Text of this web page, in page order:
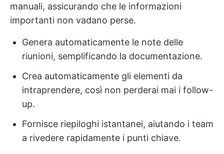
manuali, assicurando che le informazioni
importanti non vadano perse.
Genera automaticamente le note delle
riunioni, semplificando la documentazione.
Crea automaticamente gli elementi da
intraprendere, così non perderai mai i follow-
up.
Fornisce riepiloghi istantanei, aiutando i team
a rivedere rapidamente i punti chiave.